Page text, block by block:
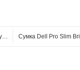
/ планшета Black
Сумка Dell Pro Slim